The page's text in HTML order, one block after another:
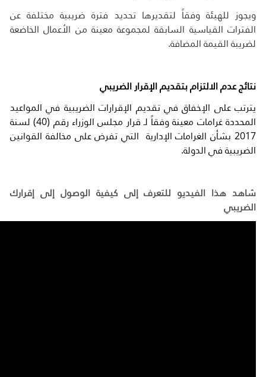
ويجوز للهيئة وفقاً لتقديرها تحديد فترة ضريبية مختلفة عن
الفترات القياسية السابقة لمجموعة معينة من الأعمال الخاضعة
لضريبة القيمة المضافة.
نتائج عدم الالتزام بتقديم الإقرار الضريبي
يترتب على الإخفاق في تقديم الإقرارات الضريبية في المواعيد
المحددة غرامات معينة وفقاً لـ قرار مجلس الوزراء رقم (40) لسنة
2017 بشأن الغرامات الإدارية التي تفرض على مخالفة القوانين
الضريبية في الدولة.
شاهد هذا الفيديو للتعرف إلى كيفية الوصول إلى إقرارك
الضريبي